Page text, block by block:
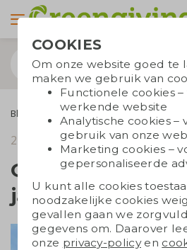
Blogs
27 mei 2024 leestijd 3 min.
Greengiving viert
jarig jubileum!
COOKIES
Om onze website goed te
maken we gebruik van
Functionele cookies
werkende website
Analytische cookies –
gebruik van onze
Marketing cookies –
gepersonaliseerde
U kunt alle cookies
noodzakelijke cookies
gevallen gaan we
gegevens om. Daarover
onze privacy-policyen